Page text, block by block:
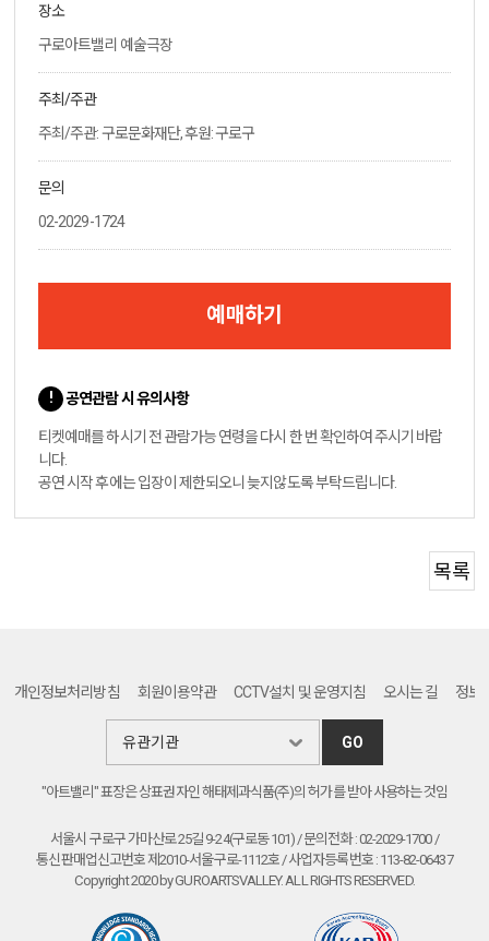
장소
구로아트밸리 예술극장
주최/주관
주최/주관: 구로문화재단, 후원: 구로구
문의
02-2029-1724
예매하기
공연관람 시 유의사항
티켓예매를 하시기 전 관람가능 연령을 다시 한 번 확인하여 주시기 바랍
니다.
공연 시작 후에는 입장이 제한되오니 늦지않도록 부탁드립니다.
목록
개인정보처리방침 회원이용약관 CCTV설치 및 운영지침 오시는 길 정보
GO
"아트밸리" 표장은 상표권자인 해태제과식품(주)의 허가를 받아 사용하는 것임
서울시 구로구 가마산로 25길 9-24(구로동 101) / 문의전화 : 02-2029-1700 /
통신판매업신고번호 제2010-서울구로-1112호 / 사업자등록번호 : 113-82-06437
Copyright 2020 by GUROARTSVALLEY. ALL RIGHTS RESERVED.